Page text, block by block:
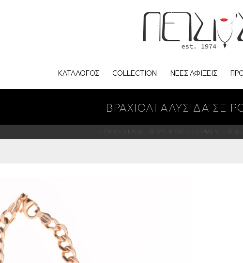
ΚΑΤΑΛΟΓΟΣ COLLECTION ΝΕΕΣ ΑΦΙΞΕΙΣ
ΒΡΑΧΙΟΛΙ ΑΛΥΣΙΔΑ ΣΕ
ΑΡΧΙΚΗ ΣΕΛΙΔΑ ΒΡΑΧΙΟΛΙΑ ΑΣΗΜΕΝΙΑ